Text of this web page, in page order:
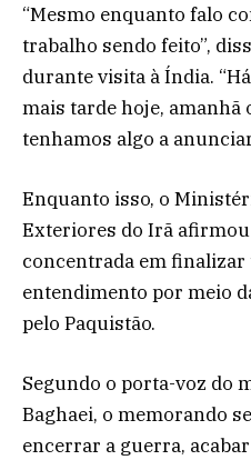
“Mesmo enquanto falo
trabalho sendo feito”,
durante visita à Índia.
mais tarde hoje, amanhã
tenhamos algo a
Enquanto isso, o
Exteriores do Irã afirmou
concentrada em
entendimento por meio
pelo Paquistão.
Segundo o porta-voz do
Baghaei, o memorando
encerrar a guerra,